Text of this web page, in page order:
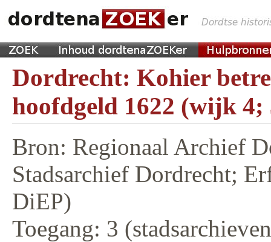
Dordrecht: Kohier
hoofdgeld 1622 (wijk 4;
Bron: Regionaal Archief
Stadsarchief Dordrecht;
DiEP)
Toegang: 3